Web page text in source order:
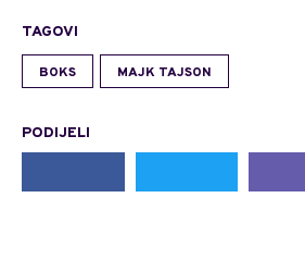
TAGOVI
BOKS MAJK TAJSON
PODIJELI